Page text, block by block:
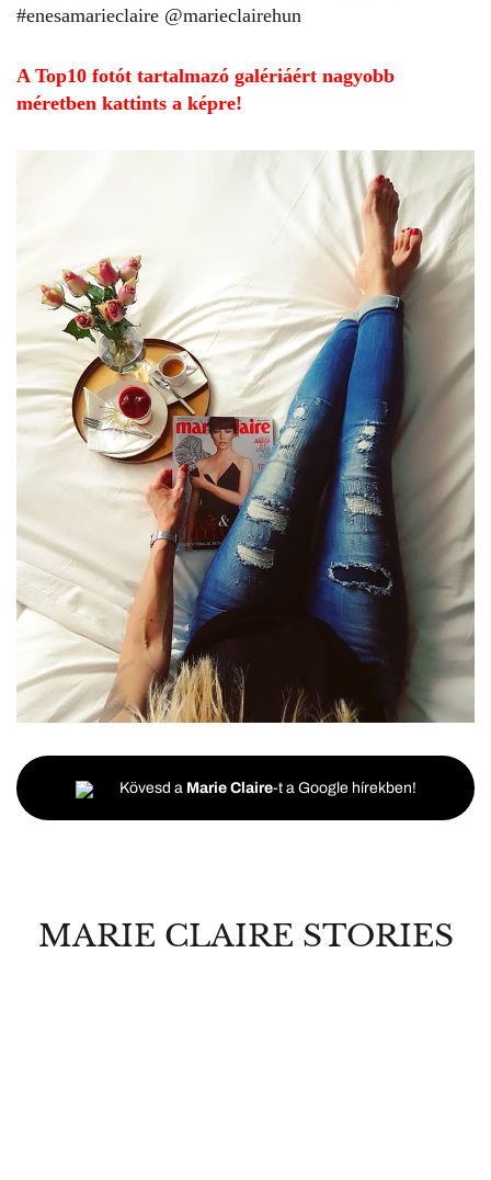
#enesamarieclaire @marieclairehun
A Top10 fotót tartalmazó galériáért nagyobb
méretben kattints a képre!
Kövesd a Marie Claire-t a Google hírekben!
MARIE CLAIRE STORIES